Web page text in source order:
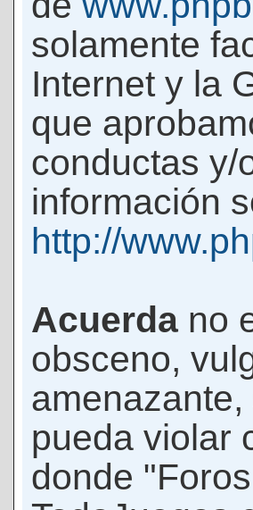
solamente
Internet y la
que
conductas y/
información
http://
Acuerda no
obsceno,
pueda violar
donde